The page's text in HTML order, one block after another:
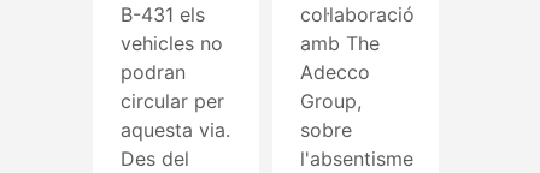
B-431 els
vehicles no
podran
circular per
aquesta via.
Des del
col·laboració
amb The
Adecco
Group,
sobre
l'absentisme